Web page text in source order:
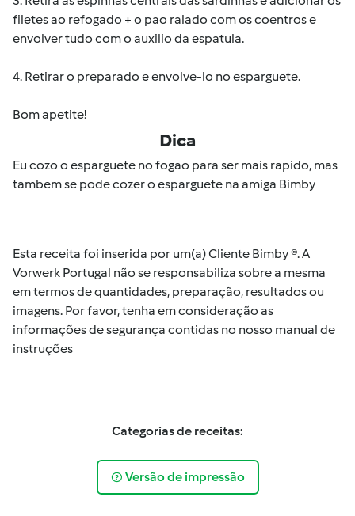
filetes ao refogado + o pao ralado com os coentros e
envolver tudo com o auxilio da espatula.
4. Retirar o preparado e envolve-lo no esparguete.
Bom apetite!
Dica
Eu cozo o esparguete no fogao para ser mais rapido, mas
tambem se pode cozer o esparguete na amiga Bimby
Esta receita foi inserida por um(a) Cliente Bimby ®. A
Vorwerk Portugal não se responsabiliza sobre a mesma
em termos de quantidades, preparação, resultados ou
imagens. Por favor, tenha em consideração as
informações de segurança contidas no nosso manual de
instruções
Categorias de receitas:
Versão de impressão